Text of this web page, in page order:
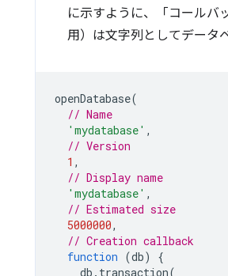
に示すように、「コールバ
用）は文字列としてデータ
openDatabase(
// Name
'mydatabase' ,
// Version
1 ,
// Display name
'mydatabase' ,
// Estimated size
5000000,
// Creation callback
function (db)
{
db . transaction(